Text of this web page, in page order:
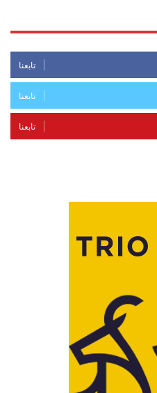
تابعنا
تابعنا
تابعنا